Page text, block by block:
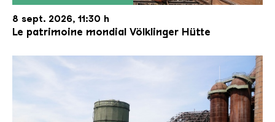
Le monte-charge incliné de la Völklinger Hütte
Copyright: Weltkulturerbe Völklinger Hütte | Karl
8 sept. 2026, 11:30 h
Le patrimoine mondial Völklinger Hütte